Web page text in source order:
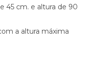
45 cm. e altura de 90
a altura máxima